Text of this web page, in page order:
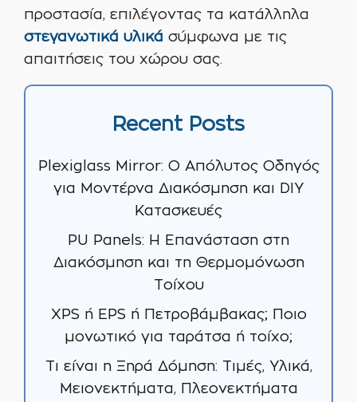
προστασία, επιλέγοντας τα κατάλληλα
στεγανωτικά υλικά σύμφωνα με τις
απαιτήσεις του χώρου σας.
Recent Posts
Plexiglass Mirror: Ο Απόλυτος Οδηγός
για Μοντέρνα Διακόσμηση και DIY
Κατασκευές
PU Panels: Η Επανάσταση στη
Διακόσμηση και τη Θερμομόνωση
Τοίχου
XPS ή EPS ή Πετροβάμβακας; Ποιο
μονωτικό για ταράτσα ή τοίχο;
Τι είναι η Ξηρά Δόμηση: Τιμές, Υλικά,
Μειονεκτήματα, Πλεονεκτήματα